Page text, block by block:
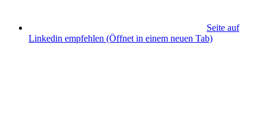
Seite auf
Linkedin empfehlen (Öffnet in einem neuen Tab)